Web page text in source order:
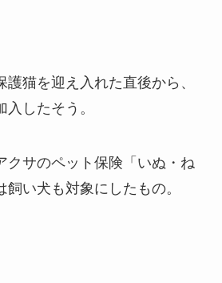
猫を迎え入れた直後から、
したそう。
クサのペット保険「いぬ・ね
い犬も対象にしたもの。